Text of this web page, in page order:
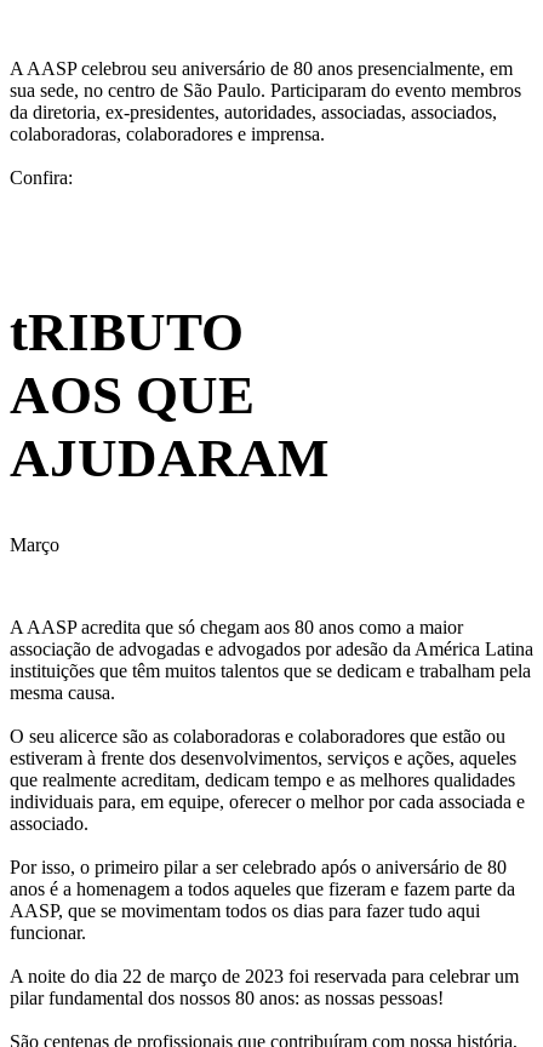
A AASP celebrou seu aniversário de 80 anos presencialmente, em
sua sede, no centro de São Paulo. Participaram do evento membros
da diretoria, ex-presidentes, autoridades, associadas, associados,
colaboradoras, colaboradores e imprensa.
Confira:
tRIBUTO
AOS QUE
AJUDARAM
Março
A AASP acredita que só chegam aos 80 anos como a maior
associação de advogadas e advogados por adesão da América Latina
instituições que têm muitos talentos que se dedicam e trabalham pela
mesma causa.
O seu alicerce são as colaboradoras e colaboradores que estão ou
estiveram à frente dos desenvolvimentos, serviços e ações, aqueles
que realmente acreditam, dedicam tempo e as melhores qualidades
individuais para, em equipe, oferecer o melhor por cada associada e
associado.
Por isso, o primeiro pilar a ser celebrado após o aniversário de 80
anos é a homenagem a todos aqueles que fizeram e fazem parte da
AASP, que se movimentam todos os dias para fazer tudo aqui
funcionar.
A noite do dia 22 de março de 2023 foi reservada para celebrar um
pilar fundamental dos nossos 80 anos: as nossas pessoas!
São centenas de profissionais que contribuíram com nossa história,